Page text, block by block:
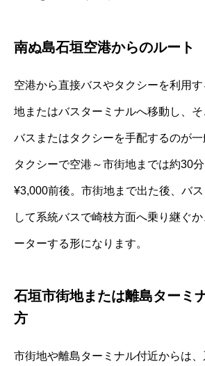
南ぬ島石垣空港からのルート
空港から直接バスやタクシーを利用
地またはバスターミナルへ移動し、
バスまたはタクシーを手配するのが一
タクシーで空港～市街地までは約30
¥3,000前後。市街地まで出た後、バ
して系統バスで崎枝方面へ乗り継ぐ
ーターする形になります。
石垣市街地または離島ターミ
方
市街地や離島ターミナル付近からは、